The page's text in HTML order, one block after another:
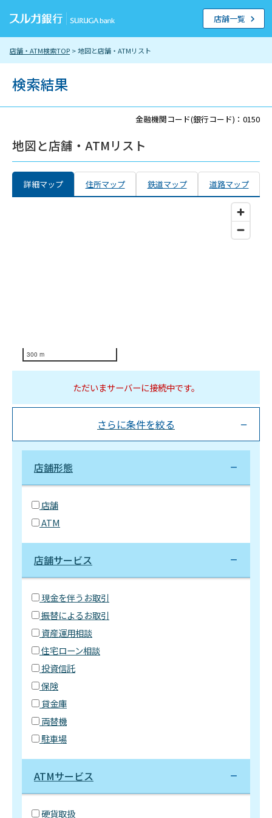
店舗・ATM検索TOP > 地図と店舗・ATMリスト
店舗一覧
検索結果
金融機関コード(銀行コード)：0150
地図と店舗・ATMリスト
詳細マップ 住所マップ 鉄道マップ 道路マップ
300 m
ただいまサーバーに接続中です。
さらに条件を絞る
店舗形態
店舗
ATM
店舗サービス
現金を伴うお取引
振替によるお取引
資産運用相談
住宅ローン相談
投資信託
保険
貸金庫
両替機
駐車場
ATMサービス
硬貨取扱